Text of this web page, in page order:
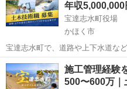
年収5,000,000
宝達志水町役場
かほく市
宝達志水町で、道路や上下水道な
術職（正職員） の募集です。 民
験を、無理なく活かせるお仕事で
ん。 町が工事を出す側（...
石川 かほく市 その他
施工管理経験
500〜600万｜